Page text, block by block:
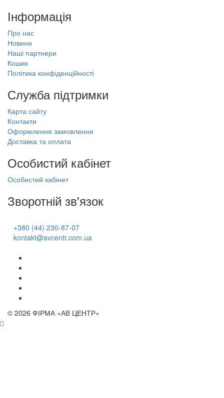
Інформація
Про нас
Новини
Наші партнери
Кошик
Політика конфіденційності
Служба підтримки
Карта сайту
Контакти
Оформлення замовлення
Доставка та оплата
Особистий кабінет
Особистий кабінет
Зворотній зв'язок
+380 (44) 230-87-07
kontakt@avcentr.com.ua
© 2026 ФІРМА «АВ ЦЕНТР»